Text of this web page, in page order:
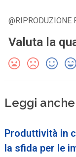
@RIPRODUZIONE
Valuta la
Leggi
Produttività in
la sfida per le